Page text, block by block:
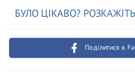
БУЛО ЦІКАВО?
Поділитися в